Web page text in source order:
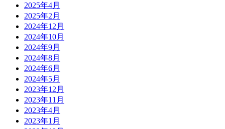
2025年4月
2025年2月
2024年12月
2024年10月
2024年9月
2024年8月
2024年6月
2024年5月
2023年12月
2023年11月
2023年4月
2023年1月